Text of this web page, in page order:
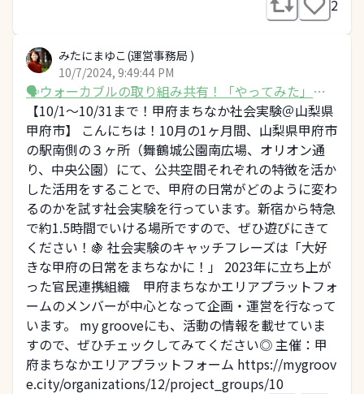
2
みたにまゆこ(運営事務局 )
10/7/2024, 9:49:44 PM
🗣️ウォーカブルの取り組み共有！「やってみた」や
事例をシェアしよう
【10/1〜10/31まで！甲府まちなか社会実験＠山梨県
甲府市】 こんにちは！10月の1ヶ月間、山梨県甲府市
の駅南側の３ヶ所（舞鶴城公園南広場、オリオン通
り、中央公園）にて、公共空間それぞれの特徴を活か
した活用をすることで、甲府の日常がどのように変わ
るのかを試す社会実験を行っています。新宿から特急
で約1.5時間でいける場所ですので、ぜひ遊びにきて
ください！🍇 社会実験のキャッチフレーズは「大好
きな甲府の日常をまちなかに！」 2023年に立ち上が
った官民連携組織 甲府まちなかエリアプラットフォ
ームのメンバーが中心となって企画・運営を行なって
います。 my grooveにも、活動の情報を載せていま
すので、ぜひチェックしてみてください◎ 主催：甲
府まちなかエリアプラットフォーム https://mygroov
e.city/organizations/12/project_groups/10